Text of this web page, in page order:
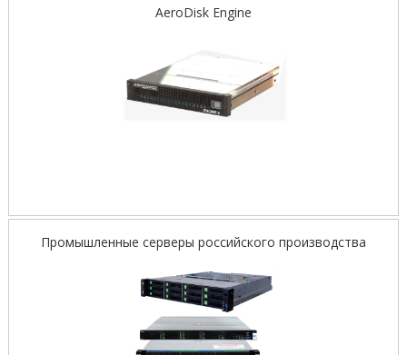
AeroDisk Engine
Промышленные серверы российского производства